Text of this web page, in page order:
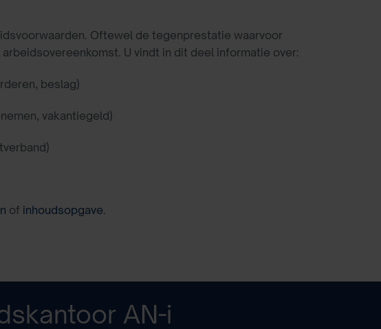
Oftewel de tegenprestatie waarvoor
U vindt in dit deel informatie over:
beslag)
vakantiegeld)
of inhoudsopgave.
AN-i